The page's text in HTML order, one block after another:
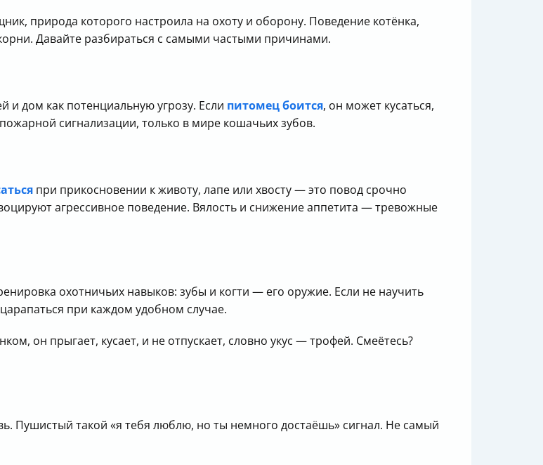
природа которого настроила на охоту и оборону. Поведение котёнка,
Давайте разбираться с самыми частыми причинами.
дом как потенциальную угрозу. Если питомец боится, он может кусаться,
сигнализации, только в мире кошачьих зубов.
при прикосновении к животу, лапе или хвосту — это повод срочно
агрессивное поведение. Вялость и снижение аппетита — тревожные
охотничьих навыков: зубы и когти — его оружие. Если не научить
при каждом удобном случае.
он прыгает, кусает, и не отпускает, словно укус — трофей. Смеётесь?
Пушистый такой «я тебя люблю, но ты немного достаёшь» сигнал. Не самый